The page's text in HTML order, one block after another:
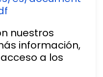
nuestros
información,
a los